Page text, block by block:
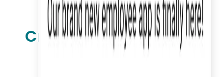
Creați. Conectați-vă.
Comunicați